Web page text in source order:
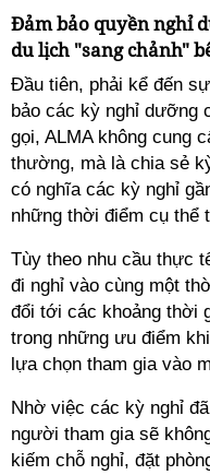
Đảm bảo quyền nghỉ
du lịch "sang chảnh"
Đầu tiên, phải kể đến
bảo các kỳ nghỉ dưỡng
gọi, ALMA không cung
thường, mà là chia sẻ
có nghĩa các kỳ nghỉ
những thời điểm cụ thể
Tùy theo nhu cầu thực
đi nghỉ vào cùng một
đổi tới các khoảng thời
trong những ưu điểm
lựa chọn tham gia vào
Nhờ việc các kỳ nghỉ
người tham gia sẽ
kiếm chỗ nghỉ, đặt